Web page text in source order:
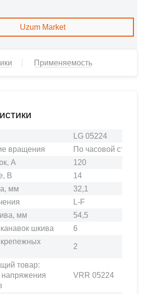
Uzum Market
Применяемость
LG 05224
вращения
По часовой стрелке
А
120
В
14
мм
32,1
L-F
мм
54,5
шкива
6
крепежных
2
товар:
напряжения
VRR 05224